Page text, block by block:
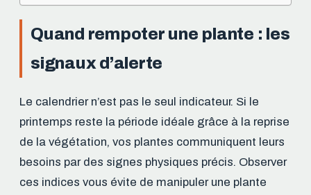
Quand rempoter une plante : les
signaux d’alerte
Le calendrier n’est pas le seul indicateur. Si le
printemps reste la période idéale grâce à la reprise
de la végétation, vos plantes communiquent leurs
besoins par des signes physiques précis. Observer
ces indices vous évite de manipuler une plante